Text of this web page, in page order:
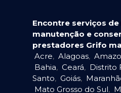
Encontre serviços
manutenção e
prestadores Grifo
Acre, Alagoas,
Bahia, Ceará, Distrito
Santo, Goiás,
Mato Grosso do Sul,